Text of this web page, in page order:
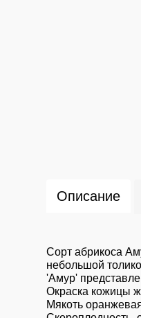
Описание
Сорт абрикоса
небольшой
'Амур'
Окраска кожицы
Мякоть